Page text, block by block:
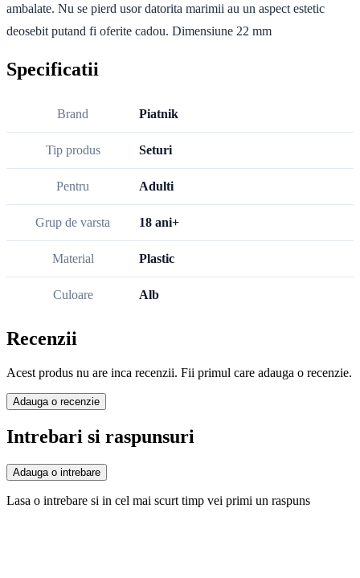
ambalate. Nu se pierd usor datorita marimii au un aspect estetic
deosebit putand fi oferite cadou. Dimensiune 22 mm
Specificatii
Brand Piatnik
Tip produs Seturi
Pentru Adulti
Grup de varsta 18 ani+
Material Plastic
Culoare Alb
Recenzii
Acest produs nu are inca recenzii. Fii primul care adauga o recenzie.
Adauga o recenzie
Intrebari si raspunsuri
Adauga o intrebare
Lasa o intrebare si in cel mai scurt timp vei primi un raspuns